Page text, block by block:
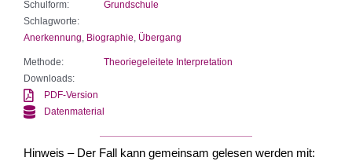
Schulform:
Grundschule
Schlagworte:
Anerkennung Biographie Übergang
Methode:
Theoriegeleitete Interpretation
Downloads:
PDF-Version
Datenmaterial
Hinweis – Der Fall kann gemeinsam gelesen werden mit: